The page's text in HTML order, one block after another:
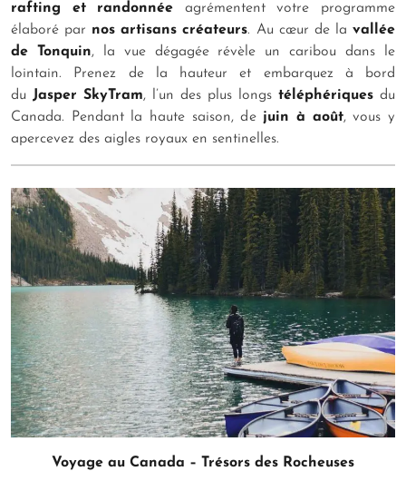
rafting et randonnée agrémentent votre programme
élaboré par nos artisans créateurs. Au cœur de lavallée
de Tonquin, la vue dégagée révèle un caribou dans le
lointain. Prenez de la hauteur et embarquez à bord
du Jasper SkyTram, l’un des plus longs téléphériques du
Canada. Pendant la haute saison, dejuin à août, vous y
apercevez des aigles royaux en sentinelles.
Voyage au Canada – Trésors des Rocheuses